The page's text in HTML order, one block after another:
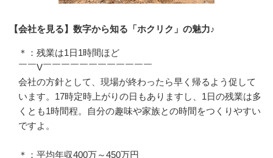
【会社を見る】数字から知る「ホクリク」の魅力♪
＊：残業は1日1時間ほど
￣￣V￣￣￣￣￣￣￣￣￣￣￣￣
会社の方針として、現場が終わったら早く帰るよう促して
います。17時定時上がりの日もありますし、1日の残業は多
くとも1時間程。自分の趣味や家族との時間をつくりやすい
ですよ。
＊：平均年収400万～450万円